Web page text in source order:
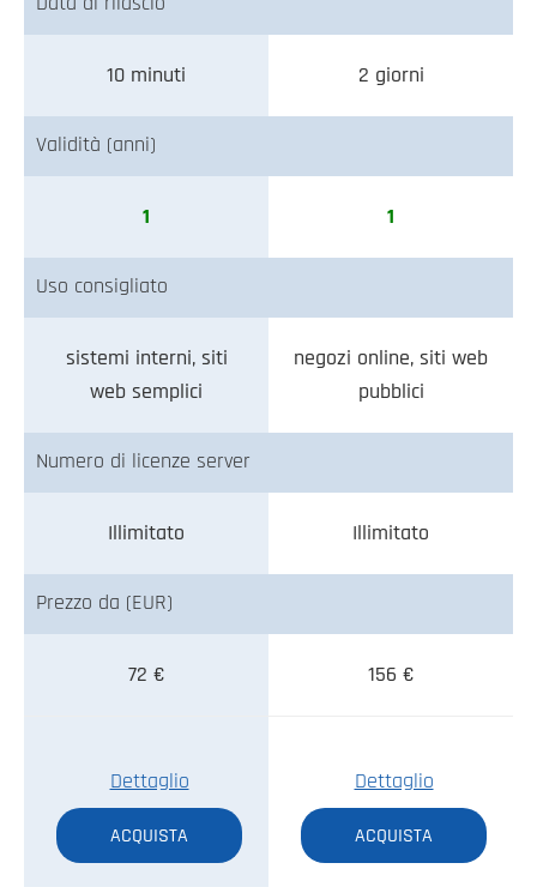
10 minuti 2 giorni
Validità (anni)
1 1
Uso consigliato
sistemi interni, siti
web semplici
negozi online, siti web
pubblici
Numero di licenze server
Illimitato Illimitato
Prezzo da (EUR)
72 € 156 €
Dettaglio
ACQUISTA
Dettaglio
ACQUISTA